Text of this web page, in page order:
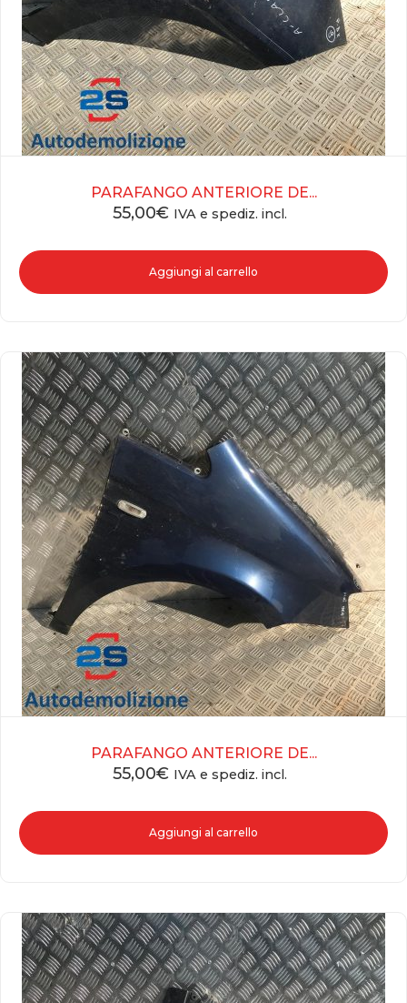
PARAFANGO ANTERIORE DE...
55,00€ IVA e spediz. incl.
Aggiungi al carrello
PARAFANGO ANTERIORE DE...
55,00€ IVA e spediz. incl.
Aggiungi al carrello